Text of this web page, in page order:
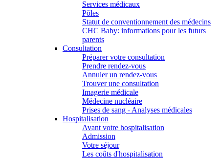
Services médicaux
Pôles
Statut de conventionnement des médecins
CHC Baby: informations pour les futurs
parents
Consultation
Préparer votre consultation
Prendre rendez-vous
Annuler un rendez-vous
Trouver une consultation
Imagerie médicale
Médecine nucléaire
Prises de sang - Analyses médicales
Hospitalisation
Avant votre hospitalisation
Admission
Votre séjour
Les coûts d'hospitalisation